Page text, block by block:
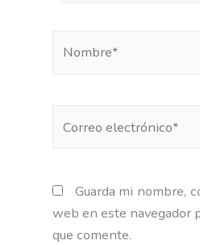
electrónico*
Guarda mi nombre,
web en este navegador
que comente.